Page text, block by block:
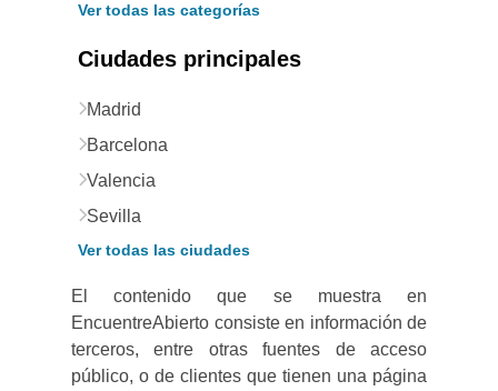
Ver todas las categorías
Ciudades principales
Madrid
Barcelona
Valencia
Sevilla
Ver todas las ciudades
El contenido que se muestra en
EncuentreAbierto consiste en información de
terceros, entre otras fuentes de acceso
público, o de clientes que tienen una página